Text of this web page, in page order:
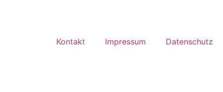
Kontakt Impressum Datenschutz